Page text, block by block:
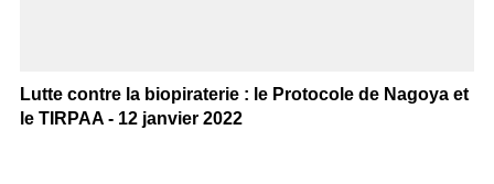
Lutte contre la biopiraterie : le Protocole de Nagoya et
le TIRPAA - 12 janvier 2022